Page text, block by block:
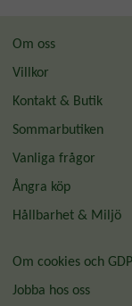
Om oss
Villkor
Kontakt & Butik
Sommarbutiken
Vanliga frågor
Ångra köp
Hållbarhet & Miljö
Om cookies och
Jobba hos oss